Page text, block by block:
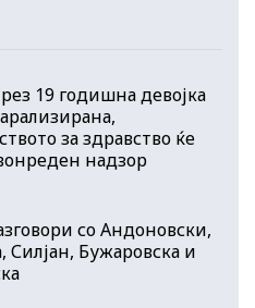
19 годишна девојка
за здравство ќе
надзор
со Андоновски,
Силјан, Бужаровска и